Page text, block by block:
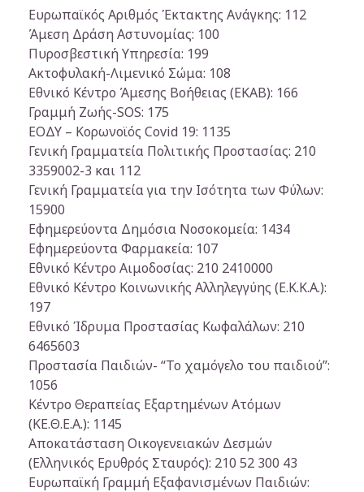
Ευρωπαϊκός Αριθμός Έκτακτης Ανάγκης: 112
Άμεση Δράση Αστυνομίας: 100
Πυροσβεστική Υπηρεσία: 199
Ακτοφυλακή-Λιμενικό Σώμα: 108
Εθνικό Κέντρο Άμεσης Βοήθειας (ΕΚΑΒ): 166
Γραμμή Ζωής-SOS: 175
ΕΟΔΥ – Κορωνοϊός Covid 19: 1135
Γενική Γραμματεία Πολιτικής Προστασίας: 210
3359002-3 και 112
Γενική Γραμματεία για την Ισότητα των Φύλων:
15900
Εφημερεύοντα Δημόσια Νοσοκομεία: 1434
Εφημερεύοντα Φαρμακεία: 107
Εθνικό Κέντρο Αιμοδοσίας: 210 2410000
Εθνικό Κέντρο Κοινωνικής Αλληλεγγύης (Ε.Κ.Κ.Α.):
197
Εθνικό Ίδρυμα Προστασίας Κωφαλάλων: 210
6465603
Προστασία Παιδιών- “Το χαμόγελο του παιδιού”:
1056
Κέντρο Θεραπείας Εξαρτημένων Ατόμων
(ΚΕ.Θ.Ε.Α.): 1145
Αποκατάσταση Οικογενειακών Δεσμών
(Ελληνικός Ερυθρός Σταυρός): 210 52 300 43
Ευρωπαϊκή Γραμμή Εξαφανισμένων Παιδιών: